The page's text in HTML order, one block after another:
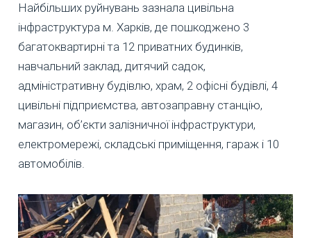
Найбільших руйнувань зазнала цивільна
інфраструктура м. Харків, де пошкоджено 3
багатоквартирні та 12 приватних будинків,
навчальний заклад, дитячий садок,
адміністративну будівлю, храм, 2 офісні будівлі, 4
цивільні підприємства, автозаправну станцію,
магазин, об’єкти залізничної інфраструктури,
електромережі, складські приміщення, гараж і 10
автомобілів.